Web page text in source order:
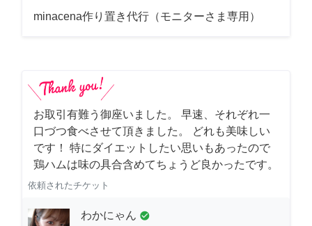
minacena作り置き代行（モニターさま専用）
お取引有難う御座いました。 早速、それぞれ一
口づつ食べさせて頂きました。 どれも美味しい
です！ 特にダイエットしたい思いもあったので
鶏ハムは味の具合含めてちょうど良かったです。
依頼されたチケット
わかにゃん check_circle